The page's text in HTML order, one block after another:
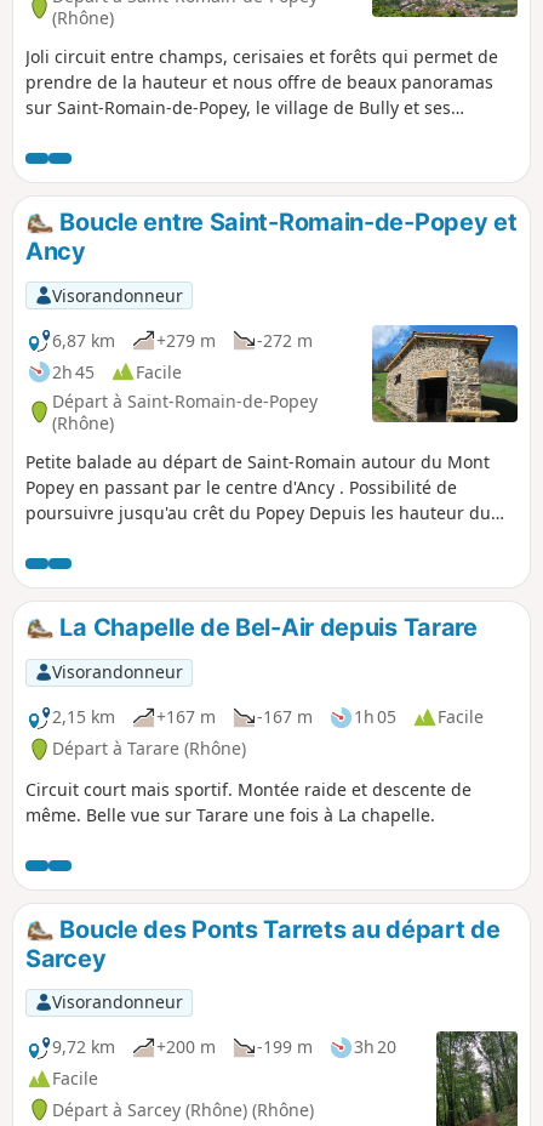
(Rhône)
Joli circuit entre champs, cerisaies et forêts qui permet de
prendre de la hauteur et nous offre de beaux panoramas
sur Saint-Romain-de-Popey, le village de Bully et ses
dans le massif des Monts d'Or.
Boucle entre Saint-Romain-de-Popey et
Ancy
Visorandonneur
6,87 km
+279 m
-272 m
2h 45
Facile
Départ à Saint-Romain-de-Popey
(Rhône)
Petite balade au départ de Saint-Romain autour du Mont
Popey en passant par le centre d'Ancy . Possibilité de
poursuivre jusqu'au crêt du Popey Depuis les hauteur du
emprunte beaucoup de chemin et très peu de route.
La Chapelle de Bel-Air depuis Tarare
Visorandonneur
2,15 km
+167 m -167 m 1h 05
Facile
Départ à Tarare (Rhône)
Circuit court mais sportif. Montée raide et descente de
même. Belle vue sur Tarare une fois à La chapelle.
Boucle des Ponts Tarrets au départ de
Sarcey
Visorandonneur
9,72 km
+200 m -199 m
3h 20
Facile
Départ à Sarcey (Rhône) (Rhône)